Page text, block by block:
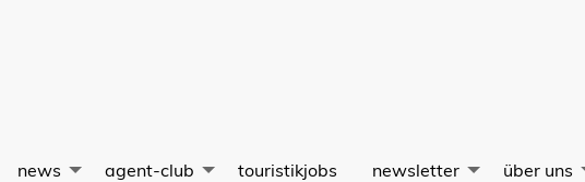
news agent-club touristikjobs newsletter über uns